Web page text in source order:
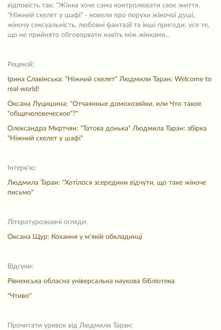
відповість так: "Жінка хоче сама контролювати своє життя.
"Ніжний скелет у шафі" - новели про порухи жіночої душі,
жіночу сексуальність, любовні фантазії та інші пригоди: усе те,
що не прийнято обговорвати навіть між жінками...
Рецензії:
Ірина Славінська: "Ніжний скелет" Людмили Таран: Welcome to
real world!
Оксана Луцишина: "Отчаянные домохозяйки, или Что такое
"общечеловеческое"?"
Олександра Мкртчян: "Татова донька" Людмила Таран: збірка
"Ніжний скелет у шафі"
Інтерв'ю:
Людмила Таран: "Хотілося зсередини відчути, що таке жіноче
письмо"
Літературознавчі огляди:
Оксана Щур: Кохання у м'якій обкладинці
Відгуки:
Рівненська обласна універсальна наукова бібліотека
"Чтиво"
Прочитати уривок від Людмили Таран: